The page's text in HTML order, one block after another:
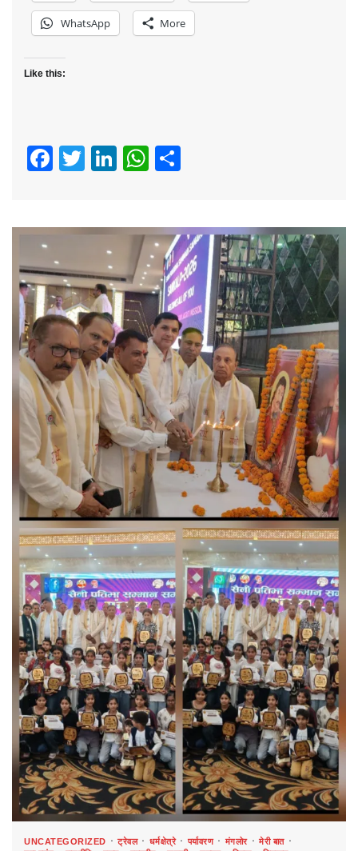
WhatsApp More
Like this:
Facebook
TwitterLinkedIn
WhatsApp
UNCATEGORIZED ट्रेवल धर्मक्षेत्रे पर्यावरण मंगलोर
मेरी बात